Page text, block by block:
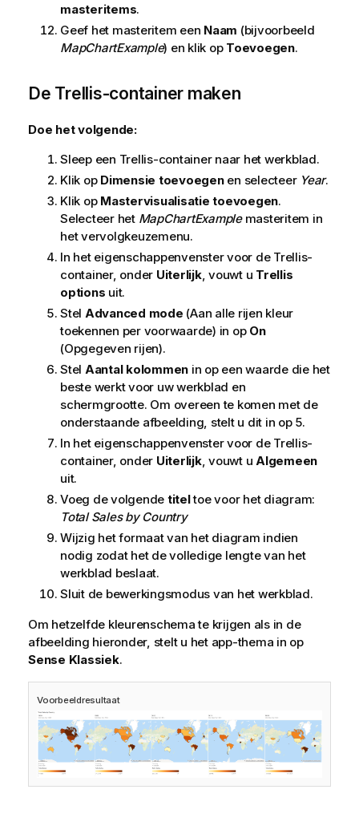
masteritems.
Geef het masteritem een Naam (bijvoorbeeld
MapChartExample) en klik op Toevoegen.
De Trellis-container maken
Doe het volgende:
Sleep een Trellis-container naar het werkblad.
Klik op Dimensie toevoegenen selecteer Year.
Klik op Mastervisualisatie toevoegen.
Selecteer het MapChartExamplemasteritem in
het vervolgkeuzemenu.
In het eigenschappenvenster voor de Trellis-
container, onder Uiterlijk, vouwt u Trellis
options uit.
Stel Advanced mode (Aan alle rijen kleur
toekennen per voorwaarde) in op On
(Opgegeven rijen).
Stel Aantal kolommen in op een waarde die het
beste werkt voor uw werkblad en
schermgrootte. Om overeen te komen met de
onderstaande afbeelding, stelt u dit in op 5.
In het eigenschappenvenster voor de Trellis-
container, onder Uiterlijk, vouwt u Algemeen
uit.
Voeg de volgende titeltoe voor het diagram:
Total Sales by Country
Wijzig het formaat van het diagram indien
nodig zodat het de volledige lengte van het
werkblad beslaat.
Sluit de bewerkingsmodus van het werkblad.
Om hetzelfde kleurenschema te krijgen als in de
afbeelding hieronder, stelt u het app-thema in op
Sense Klassiek.
Voorbeeldresultaat